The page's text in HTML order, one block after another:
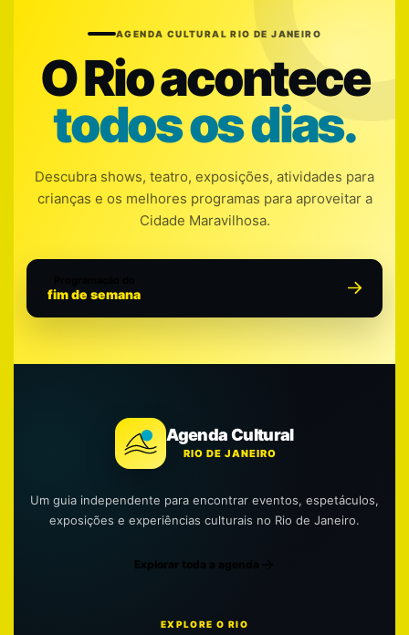
AGENDA CULTURAL RIO DE JANEIRO
O Rio acontece
todos os dias.
Descubra shows, teatro, exposições, atividades para
crianças e os melhores programas para aproveitar a
Cidade Maravilhosa.
fim de semana
Agenda Cultural
RIO DE JANEIRO
Um guia independente para encontrar eventos, espetáculos,
exposições e experiências culturais no Rio de Janeiro.
Explorar toda a agenda
EXPLORE O RIO